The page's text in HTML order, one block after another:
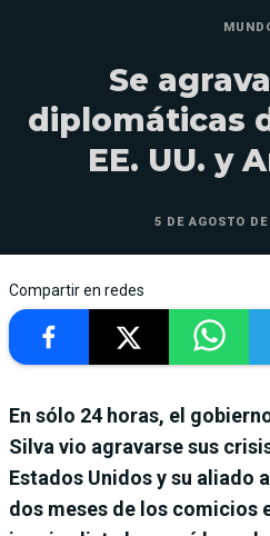
Se
diplomáticas
EE. UU. y
5 DE AGOSTO
Compartir en redes
En sólo 24 horas, el
Silva vio agravarse sus
Estados Unidos y su aliado
dos meses de los comicios